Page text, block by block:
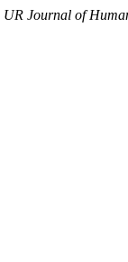
UR Journal of